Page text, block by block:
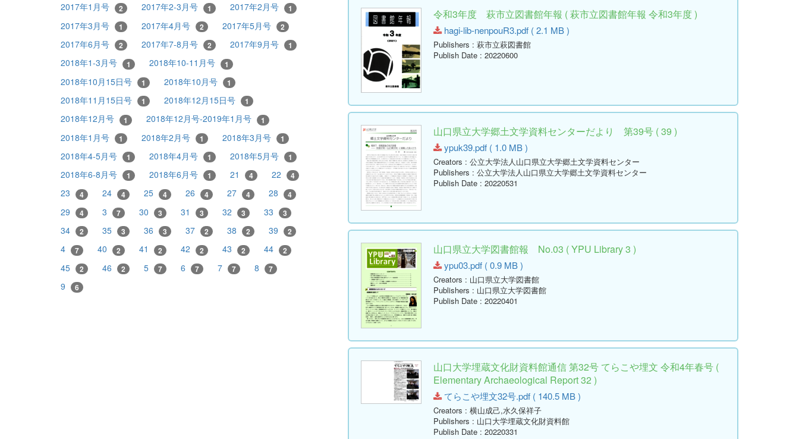
2017年1月号 2 2017年2-3月号 1 2017年2月号 1
2017年3月号 1 2017年4月号 2 2017年5月号 2
2017年6月号 2 2017年7-8月号 2 2017年9月号 1
2018年1-3月号 1 2018年10-11月号 1
2018年10月15日号 1 2018年10月号 1
2018年11月15日号 1 2018年12月15日号 1
2018年12月号 1 2018年12月号-2019年1月号 1
2018年1月号 1 2018年2月号 1 2018年3月号 1
2018年4-5月号 1 2018年4月号 1 2018年5月号 1
2018年6-8月号 1 2018年6月号 1 21 4 22 4
23 4 24 4 25 4 26 4 27 4 28 4
29 4 3 7 30 3 31 3 32 3 33 3
34 2 35 3 36 3 37 2 38 2 39 2
4 7 40 2 41 2 42 2 43 2 44 2
45 2 46 2 5 7 6 7 7 7 8 7
9 6
令和3年度 萩市立図書館年報 ( 萩市立図書館年報 令和3年度 )
hagi-lib-nenpouR3.pdf ( 2.1 MB )
Publishers : 萩市立萩図書館
Publish Date : 20220600
山口県立大学郷土文学資料センターだより 第39号 ( 39 )
ypuk39.pdf ( 1.0 MB )
Creators : 公立大学法人山口県立大学郷土文学資料センター
Publishers : 公立大学法人山口県立大学郷土文学資料センター
Publish Date : 20220531
山口県立大学図書館報 No.03 ( YPU Library 3 )
ypu03.pdf ( 0.9 MB )
Creators : 山口県立大学図書館
Publishers : 山口県立大学図書館
Publish Date : 20220401
山口大学埋蔵文化財資料館通信 第32号 てらこや埋文 令和4年春号 (
Elementary Archaeological Report 32 )
てらこや埋文32号.pdf ( 140.5 MB )
Creators : 横山成己,水久保祥子
Publishers : 山口大学埋蔵文化財資料館
Publish Date : 20220331